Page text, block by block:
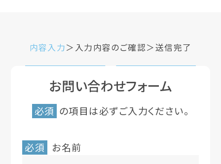
内容入力 入力内容のご確認 送信完了
お問い合わせフォーム
必須 の項目は必ずご入力ください。
必須 お名前